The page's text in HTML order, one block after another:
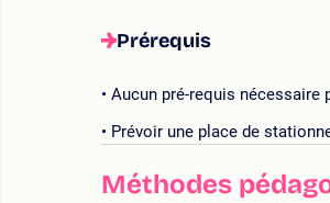
Prérequis
Aucun pré-requis nécessaire
Prévoir une place de
Méthodes